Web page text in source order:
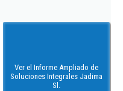
Ver el Informe Ampliado de
Soluciones Integrales Jadima
Sl.